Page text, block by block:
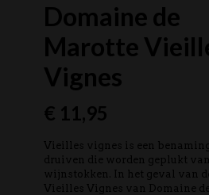
Domaine de
Marotte
Vignes
€ 11,95
Vieilles vignes is een
druiven die worden geplukt
wijnstokken. In het geval van
Vieilles Vignes van Domaine de